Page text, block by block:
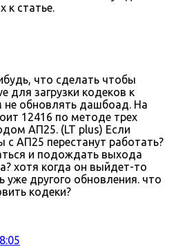
к статье.
что сделать чтобы
для загрузки кодеков к
не обновлять дашбоад. На
12416 по методе трех
АП25. (LT plus) Если
с АП25 перестанут работать?
и подождать выхода
хотя когда он выйдет-то
уже другого обновления. что
кодеки?